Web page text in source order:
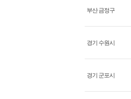
부산 금정구
경기 수원시
경기 군포시